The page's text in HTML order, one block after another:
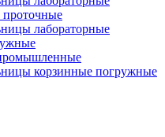
проточные
лабораторные
корзинные погружные